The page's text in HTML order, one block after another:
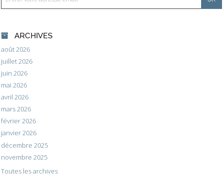
ARCHIVES
août 2026
juillet 2026
juin 2026
mai 2026
avril 2026
mars 2026
février 2026
janvier 2026
décembre 2025
novembre 2025
Toutes les archives